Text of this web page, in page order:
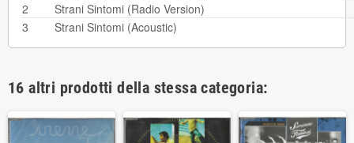
2
Strani Sintomi (Radio Version)
3
Strani Sintomi (Acoustic)
16 altri prodotti della stessa categoria: